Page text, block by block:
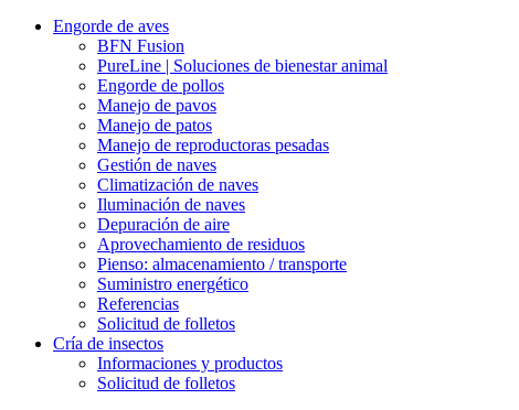
Engorde de aves
BFN Fusion
PureLine | Soluciones de bienestar animal
Engorde de pollos
Manejo de pavos
Manejo de patos
Manejo de reproductoras pesadas
Gestión de naves
Climatización de naves
Iluminación de naves
Depuración de aire
Aprovechamiento de residuos
Pienso: almacenamiento / transporte
Suministro energético
Referencias
Solicitud de folletos
Cría de insectos
Informaciones y productos
Solicitud de folletos